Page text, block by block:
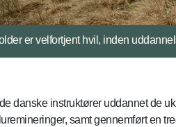
i førstehjælp.
danske instruktører uddannet de
samt gennemført en